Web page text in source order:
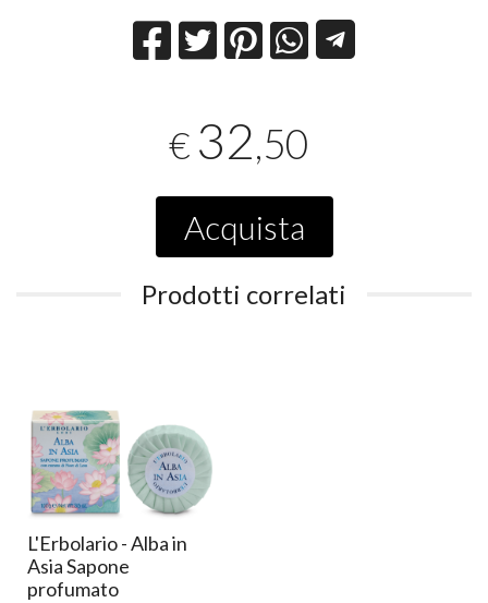
€ 32,50
Acquista
Prodotti correlati
L'Erbolario - Alba in
Asia Sapone
profumato